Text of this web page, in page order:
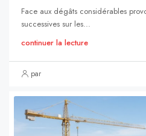
Face aux dégâts considérables
successives sur les...
continuer la lecture
par